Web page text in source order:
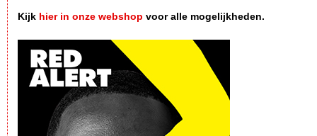
Kijk hier in onze webshop voor alle mogelijkheden.